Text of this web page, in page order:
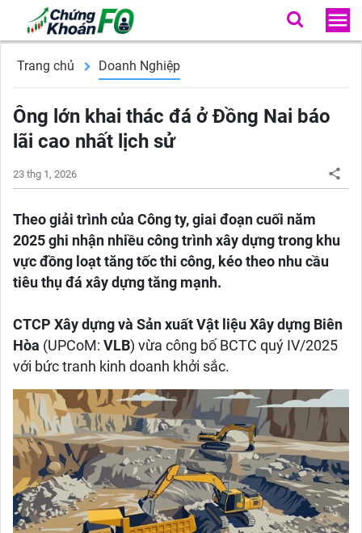
Trang chủ Doanh Nghiệp
Ông lớn khai thác đá ở Đồng Nai báo
lãi cao nhất lịch sử
23 thg 1, 2026
Theo giải trình của Công ty, giai đoạn cuối năm
2025 ghi nhận nhiều công trình xây dựng trong khu
vực đồng loạt tăng tốc thi công, kéo theo nhu cầu
tiêu thụ đá xây dựng tăng mạnh.
CTCP Xây dựng và Sản xuất Vật liệu Xây dựng Biên
Hòa (UPCoM: VLB) vừa công bố BCTC quý IV/2025
với bức tranh kinh doanh khởi sắc.